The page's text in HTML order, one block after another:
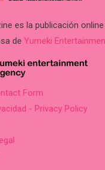
es la publicación
de Yumeki
Form
- Privacy Policy